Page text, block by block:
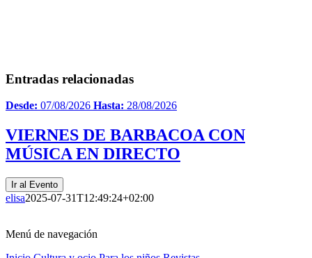
Entradas relacionadas
Desde: 07/08/2026 Hasta: 28/08/2026
VIERNES DE BARBACOA CON
MÚSICA EN DIRECTO
Ir al Evento
elisa2025-07-31T12:49:24+02:00
Menú de navegación